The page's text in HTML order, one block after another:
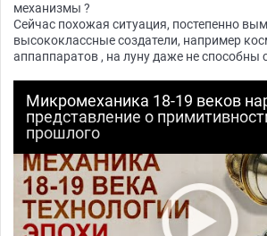
механизмы ?
Сейчас похожая ситуация, постепенно
высококлассные создатели, например
аппаппаратов , на луну даже не способны
Микромеханика 18-19 веков
представление о
прошлого